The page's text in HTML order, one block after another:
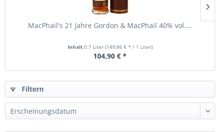
MacPhail's 21 Jahre Gordon & MacPhail 40% vol....
Inhalt 0.7 Liter (149,86 € * / 1 Liter)
104,90 € *
Filtern